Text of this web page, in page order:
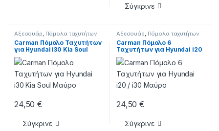
Σύγκρινε
Αξεσουάρ, Πόμολα ταχυτήτων
Carman Πόμολο Ταχυτήτων
για Hyundai i30 Kia Soul
Μαύρο
24,50€
Σύγκρινε
Αξεσουάρ, Πόμολα ταχυτήτων
Carman Πόμολο 6
Ταχυτήτων για Hyundai i20
/ i30 Μαύρο
24,50€
Σύγκρινε